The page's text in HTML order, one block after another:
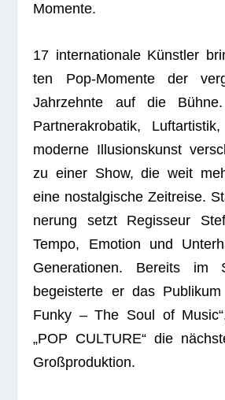
Momente.
17 inter­na­tio­nale Künst­ler
ten Pop-Momente der
Jahr­zehnte auf die Bühne.
Part­ner­akro­ba­tik,
moderne Illu­si­ons­kunst
zu einer Show, die weit
eine nost­al­gi­sche Zeit­reise.
ne­rung setzt Regis­seur
Tempo, Emo­tion und
Gene­ra­tio­nen. Bereits im
begeis­terte er das Publi­kum
Funky – The Soul of
„POP CULTURE“ die
Großproduktion.